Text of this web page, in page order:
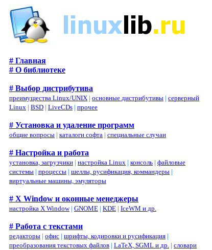
# Главная
# О библиотеке
# Выбор дистрибутива
преимущества Linux/UNIX | основные дистрибутивы | серверный
Linux | BSD | LiveCDs | прочее
# Установка и удаление программ
общие вопросы | каталоги софта | специальные случаи
# Настройка и работа
установка, загрузчики | настройка Linux | консоль | файловые
системы | процессы | шеллы, русификация, коммандеры |
виртуальные машины, эмуляторы
# X Window и оконные менеджеры
настройка X Window| GNOME | KDE | IceWM и др.
# Работа с текстами
редакторы | офис | шрифты, кодировки и русификация |
преобразования текстовых файлов | LaTeX, SGML и др. | словари